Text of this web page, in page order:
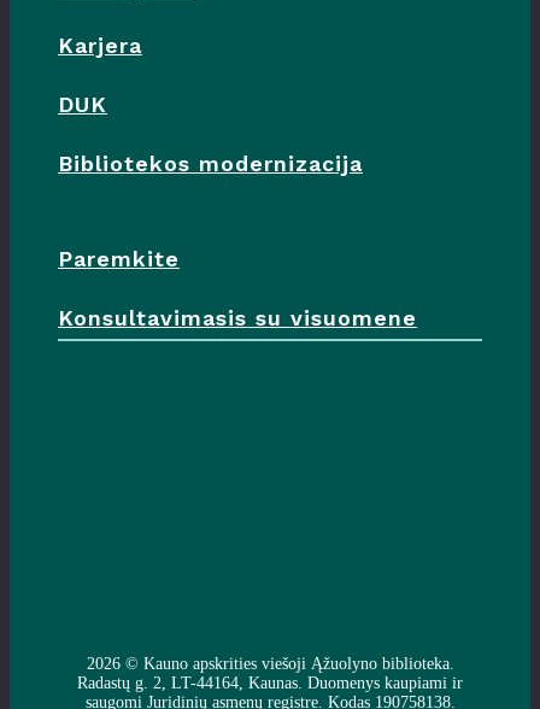
Karjera
DUK
Bibliotekos modernizacija
Paremkite
Konsultavimasis su visuomene
2026 © Kauno apskrities viešoji Ąžuolyno biblioteka.
Radastų g. 2, LT-44164, Kaunas. Duomenys kaupiami ir
saugomi Juridinių asmenų registre. Kodas 190758138.